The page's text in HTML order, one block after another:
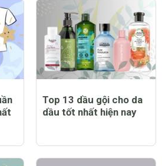
Top 13 dầu gội cho da
dầu tốt nhất hiện nay